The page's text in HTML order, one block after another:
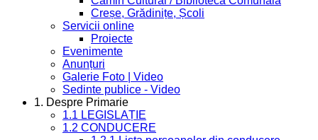
Creșe, Grădinițe, Școli
Servicii online
Proiecte
Evenimente
Anunțuri
Galerie Foto | Video
Sedinte publice - Video
1. Despre Primarie
1.1 LEGISLAȚIE
1.2 CONDUCERE